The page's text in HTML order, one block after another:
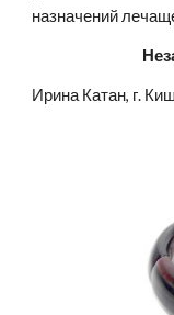
назначений
Ирина Катан, г.